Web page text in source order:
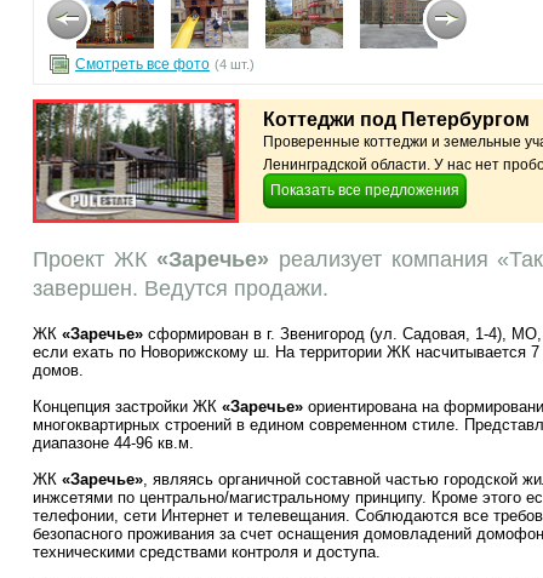
Смотреть все фото (4 шт.)
Коттеджи под Петербургом
Проверенные коттеджи и земельные
Ленинградской области. У нас нет
Показать все предложения
Проект ЖК «Заречье»реализует компания
завершен. Ведутся продажи.
ЖК «Заречье» сформирован в г. Звенигород (ул. Садовая, 1-4),
если ехать по Новорижскому ш. На территории ЖК насчитывается
домов.
Концепция застройки ЖК «Заречье» ориентирована на
многоквартирных строений в едином современном стиле.
диапазоне 44-96 кв.м.
ЖК «Заречье», являясь органичной составной частью городской
инжсетями по центрально/магистральному принципу. Кроме этого
телефонии, сети Интернет и телевещания. Соблюдаются все
безопасного проживания за счет оснащения домовладений
техническими средствами контроля и доступа.